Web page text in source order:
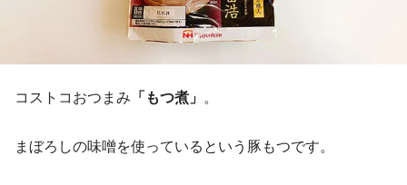
コストコおつまみ 「もつ煮」 。
まぼろしの味噌を使っているという豚もつです。